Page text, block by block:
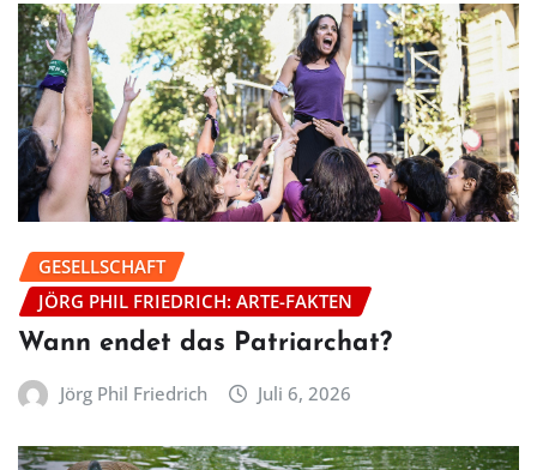
GESELLSCHAFT
JÖRG PHIL FRIEDRICH: ARTE-FAKTEN
Wann endet das Patriarchat?
Jörg Phil Friedrich Juli 6, 2026